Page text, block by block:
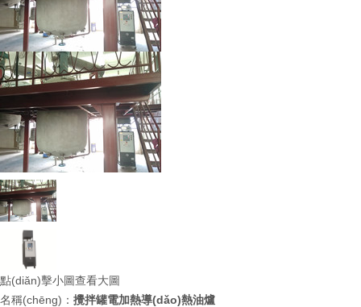
點(diǎn)擊小圖查看大圖
名稱(chēng)： 攪拌罐電加熱導(dǎo)熱油爐